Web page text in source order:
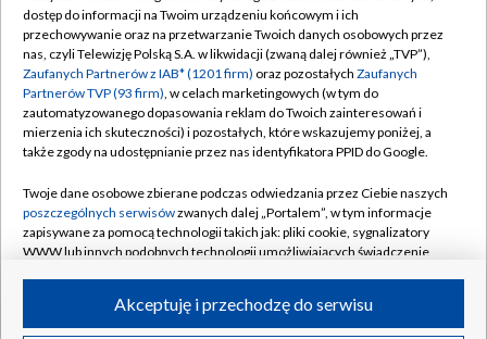
Abonament TVP
Emisja w TVP
Centrum informacji TVP
Naziemna Telewizja Cyfrowa
Rada Programowa
System NOS
Informacje o nadawcy
Program dla prasy
Regulamin TVP
Polityka prywatności
Moje zgody
Pomoc
Kontakt
Kanały
dostęp do informacji na Twoim urządzeniu końcowym i ich
przechowywanie oraz na przetwarzanie Twoich danych osobowych przez
nas, czyli Telewizję Polską S.A. w likwidacji (zwaną dalej również „TVP”),
Zaufanych Partnerów z IAB* (1201 firm) oraz pozostałych Zaufanych
Partnerów TVP (93 firm), w celach marketingowych (w tym do
zautomatyzowanego dopasowania reklam do Twoich zainteresowań i
mierzenia ich skuteczności) i pozostałych, które wskazujemy poniżej, a
także zgody na udostępnianie przez nas identyfikatora PPID do Google.
Twoje dane osobowe zbierane podczas odwiedzania przez Ciebie naszych
poszczególnych serwisówzwanych dalej „Portalem”, w tym informacje
zapisywane za pomocą technologii takich jak: pliki cookie, sygnalizatory
WWW lub innych podobnych technologii umożliwiających świadczenie
ruchu w Internecie.Akceptuję i przechodzę do serwisu